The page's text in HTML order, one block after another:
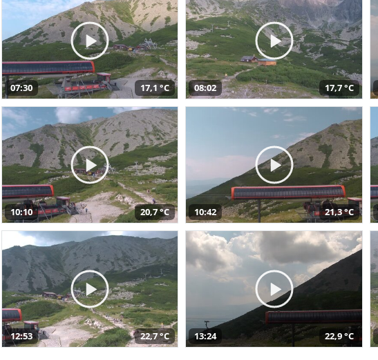
07:30 17,1 °C 08:02 17,7 °C
10:10 20,7 °C 10:42 21,3 °C
12:53 22,7 °C 13:24 22,9 °C